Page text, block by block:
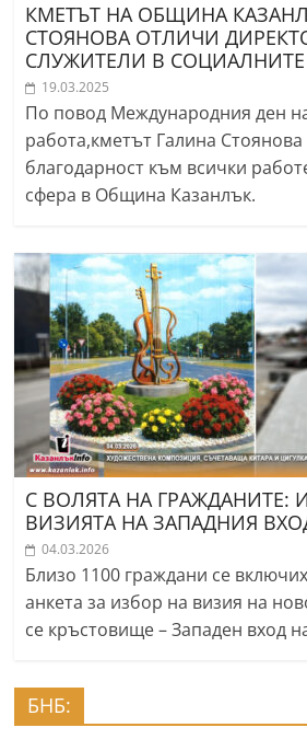
КМЕТЪТ НА ОБЩИНА
СТОЯНОВА ОТЛИЧИ
СЛУЖИТЕЛИ В
19.03.2025
По повод Международния ден
работа,кметът Галина Стоянова
благодарност към всички
сфера в Община Казанлък.
С ВОЛЯТА НА ГРАЖДАНИТЕ:
ВИЗИЯТА НА ЗАПАДНИЯ
04.03.2026
Близо 1100 граждани се
анкета за избор на визия на
се кръстовище – Западен вход
БНБ: